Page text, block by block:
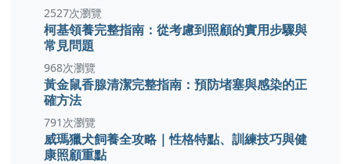
2527次瀏覽
柯基領養完整指南：從考慮到照顧的實用步驟與
常見問題
968次瀏覽
黃金鼠香腺清潔完整指南：預防堵塞與感染的正
確方法
791次瀏覽
威瑪獵犬飼養全攻略｜性格特點、訓練技巧與健
康照顧重點